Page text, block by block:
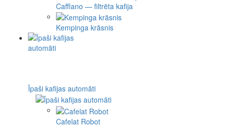
Cafflano — filtrēta kafija
Kempinga krāsnis
Īpaši kafijas automāti
Cafelat Robot